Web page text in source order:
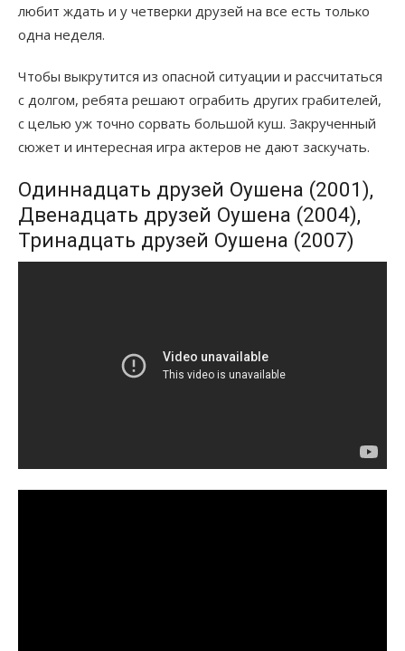
любит ждать и у четверки друзей на все есть только
одна неделя.
Чтобы выкрутится из опасной ситуации и рассчитаться
с долгом, ребята решают ограбить других грабителей,
с целью уж точно сорвать большой куш. Закрученный
сюжет и интересная игра актеров не дают заскучать.
Одиннадцать друзей Оушена (2001),
Двенадцать друзей Оушена (2004),
Тринадцать друзей Оушена (2007)